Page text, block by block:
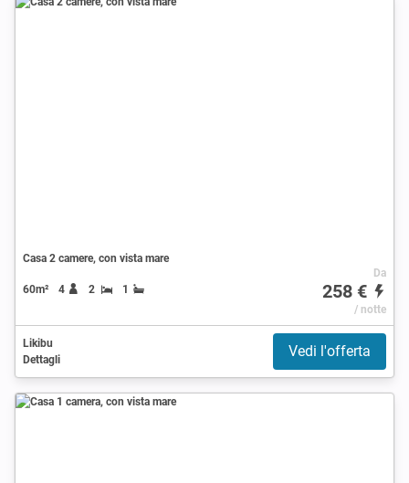
Casa 2 camere, con vista mare
60m² 4 2 1
Da
258 €
/ notte
Likibu
Dettagli
Vedi l'offerta